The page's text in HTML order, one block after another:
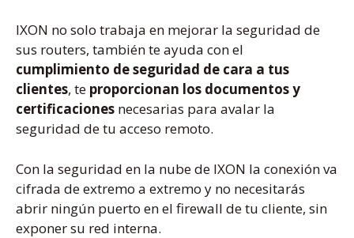
IXON no solo trabaja en mejorar la seguridad de
sus routers, también te ayuda con el
cumplimiento de seguridad de cara a tus
clientes, te proporcionan los documentos y
certificaciones necesarias para avalar la
seguridad de tu acceso remoto.
Con la seguridad en la nube de IXON la conexión va
cifrada de extremo a extremo y no necesitarás
abrir ningún puerto en el firewall de tu cliente, sin
exponer su red interna.